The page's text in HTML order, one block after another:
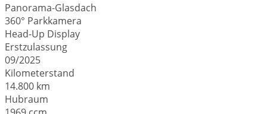
Panorama-Glasdach
360° Parkkamera
Head-Up Display
Erstzulassung
09/2025
Kilometerstand
14.800 km
Hubraum